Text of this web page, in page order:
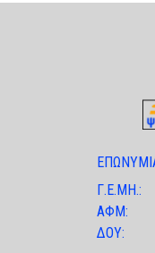
Γ.Ε.ΜΗ.:
ΑΦΜ:
ΔΟΥ: